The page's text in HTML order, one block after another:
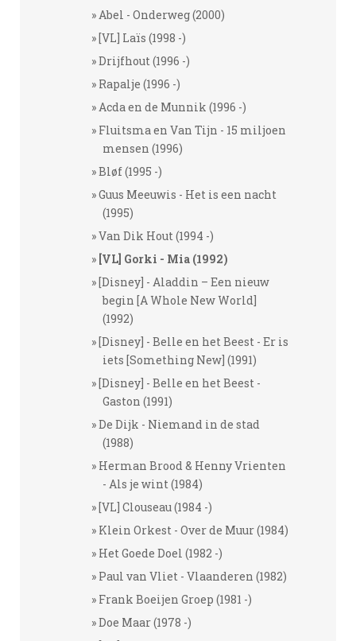
Abel - Onderweg (2000)
[VL] Laïs (1998 -)
Drijfhout (1996 -)
Rapalje (1996 -)
Acda en de Munnik (1996 -)
Fluitsma en Van Tijn - 15 miljoen
mensen (1996)
Bløf (1995 -)
Guus Meeuwis - Het is een nacht
(1995)
Van Dik Hout (1994 -)
[VL] Gorki - Mia (1992)
[Disney] - Aladdin – Een nieuw
begin [A Whole New World]
(1992)
[Disney] - Belle en het Beest - Er is
iets [Something New] (1991)
[Disney] - Belle en het Beest -
Gaston (1991)
De Dijk - Niemand in de stad
(1988)
Herman Brood & Henny Vrienten
- Als je wint (1984)
[VL] Clouseau (1984 -)
Klein Orkest - Over de Muur (1984)
Het Goede Doel (1982 -)
Paul van Vliet - Vlaanderen (1982)
Frank Boeijen Groep (1981 -)
Doe Maar (1978 -)